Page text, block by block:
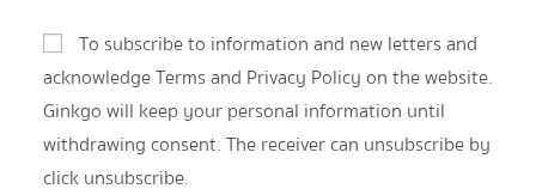
To subscribe to information and new letters and
acknowledge Terms and Privacy Policy on the website.
Ginkgo will keep your personal information until
withdrawing consent. The receiver can unsubscribe by
click unsubscribe.